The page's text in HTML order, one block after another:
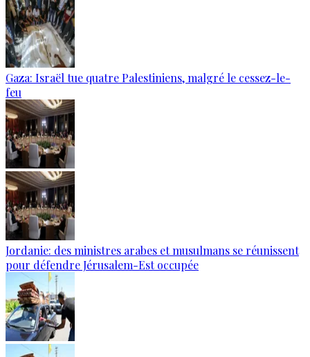
Gaza: Israël tue quatre Palestiniens, malgré le cessez-le-
feu
Jordanie: des ministres arabes et musulmans se réunissent
pour défendre Jérusalem-Est occupée